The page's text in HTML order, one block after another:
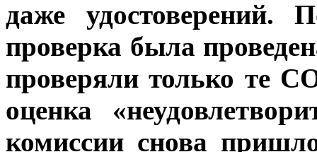
даже удостоверений.
проверка была
проверяли только те
оценка
комиссии снова